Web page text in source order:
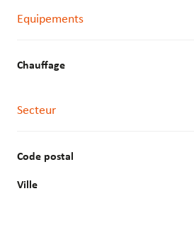
Equipements
Chauffage
Secteur
Code postal
Ville